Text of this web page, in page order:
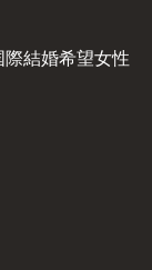
結婚希望女性